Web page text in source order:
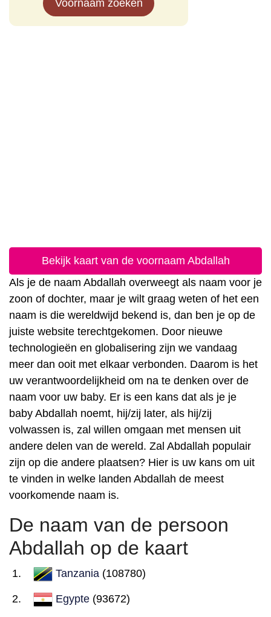
Voornaam zoeken
Bekijk kaart van de voornaam Abdallah
Als je de naam Abdallah overweegt als naam voor je
zoon of dochter, maar je wilt graag weten of het een
naam is die wereldwijd bekend is, dan ben je op de
juiste website terechtgekomen. Door nieuwe
technologieën en globalisering zijn we vandaag
meer dan ooit met elkaar verbonden. Daarom is het
uw verantwoordelijkheid om na te denken over de
naam voor uw baby. Er is een kans dat als je je
baby Abdallah noemt, hij/zij later, als hij/zij
volwassen is, zal willen omgaan met mensen uit
andere delen van de wereld. Zal Abdallah populair
zijn op die andere plaatsen? Hier is uw kans om uit
te vinden in welke landen Abdallah de meest
voorkomende naam is.
De naam van de persoon
Abdallah op de kaart
Tanzania (108780)
Egypte (93672)